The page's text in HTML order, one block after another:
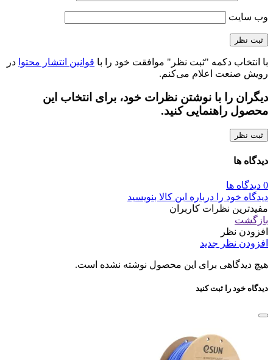
وب‌ سایت
با انتخاب دکمه "ثبت نظر" موافقت خود را با قوانین انتشار محتوا در
رویش صنعت اعلام می‌کنم.
دیگران را با نوشتن نظرات خود، برای انتخاب این
محصول راهنمایی کنید.
ثبت نظر
دیدگاه ها
0 دیدگاه ها
دیدگاه خود را درباره این کالا بنویسید
مفیدترین نظرات کاربران
بازگشت
افزودن نظر
افزودن نظر جدید
هیچ دیدگاهی برای این محصول نوشته نشده است.
دیدگاه خود را ثبت کنید